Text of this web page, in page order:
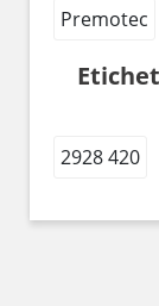
Premotec
2928 420